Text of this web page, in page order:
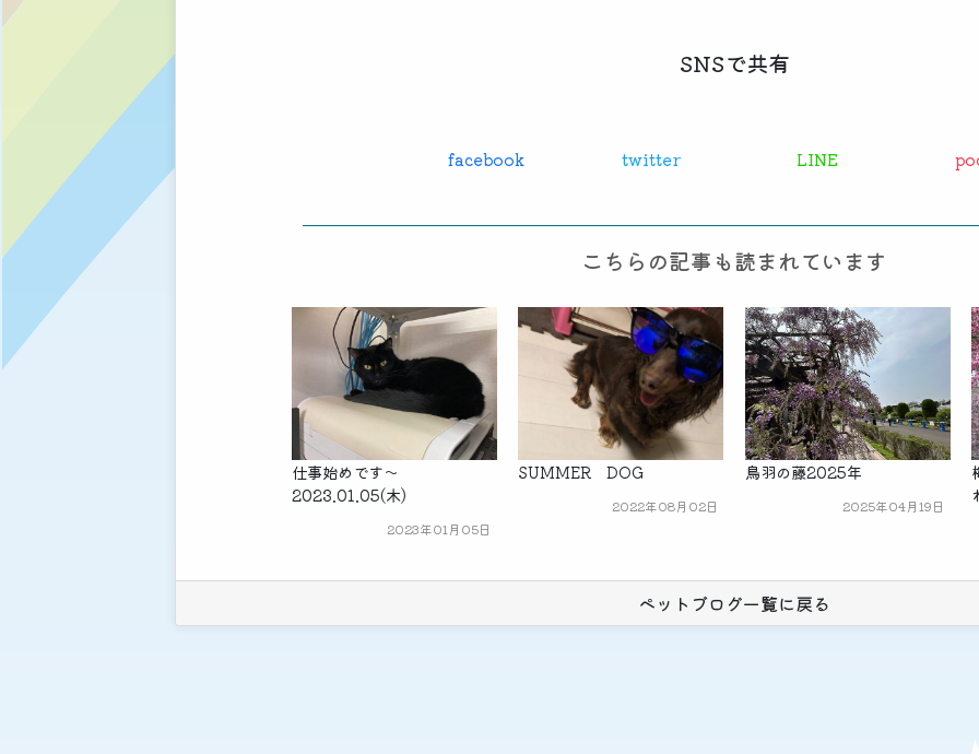
SNSで共有
facebook twitter LINE
こちらの記事も読まれています
仕事始めです～
2023.01.05(木)
2023年01月05日
SUMMER DOG
2022年08月02日
鳥羽の藤2025年
2025年04月19日
ペットブログ一覧に戻る